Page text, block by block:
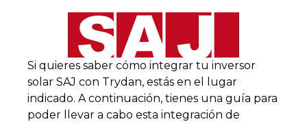
Si quieres saber cómo integrar tu inversor
solar SAJ con Trydan, estás en el lugar
indicado. A continuación, tienes una guía para
poder llevar a cabo esta integración de